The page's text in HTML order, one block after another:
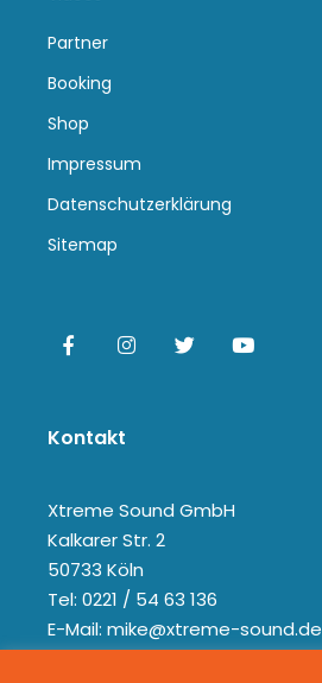
Partner
Booking
Shop
Impressum
Datenschutzerklärung
Sitemap
Kontakt
Xtreme Sound GmbH
Kalkarer Str. 2
50733 Köln
Tel: 0221 / 54 63 136
E-Mail: mike@xtreme-sound.de